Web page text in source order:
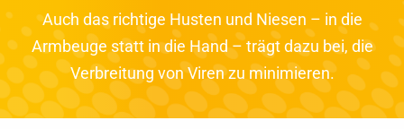
Auch das richtige Husten und Niesen – in die
Armbeuge statt in die Hand – trägt dazu bei, die
Verbreitung von Viren zu minimieren.